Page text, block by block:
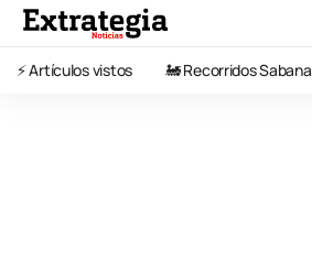
⚡️ Artículos vistos 🚂 Recorridos Sabana